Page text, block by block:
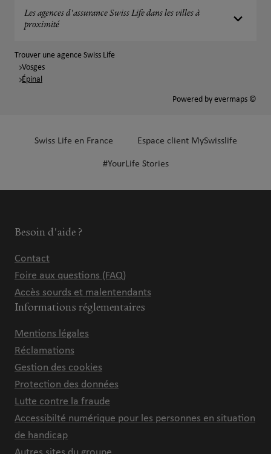
Les agences d'assurance Swiss Life dans les villes à
proximité
Trouver une agence Swiss Life
Vosges
Épinal
Powered by evermaps ©
Swiss Life en France Espace client MySwisslife
#YourLife Stories
Besoin d'aide ?
Contact
Foire aux questions (FAQ)
Accès sourds et malentendants
Informations réglementaires
Mentions légales
Réclamations
Gestion des cookies
Protection des données
Lutte contre la fraude
Accessibilté numérique pour les personnes en situation
de handicap